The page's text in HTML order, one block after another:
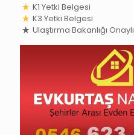
K1 Yetki Belgesi
K3 Yetki Belgesi
Ulaştırma Bakanlığı Onaylı